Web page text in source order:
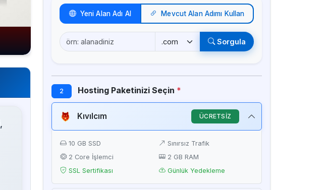
Yeni Alan Adı Al Mevcut Alan Adımı Kullan
Sorgula
2 Hosting Paketinizi Seçin *
Kıvılcım ÜCRETSİZ
10 GB SSD
Sınırsız Trafik
2 Core İşlemci
2 GB RAM
SSL Sertifikası
Günlük Yedekleme